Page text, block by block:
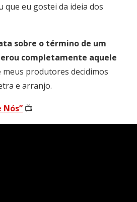
que eu gostei da ideia dos
sobre o término de um
completamente aquele
produtores decidimos
e arranjo.
Nós” 📺